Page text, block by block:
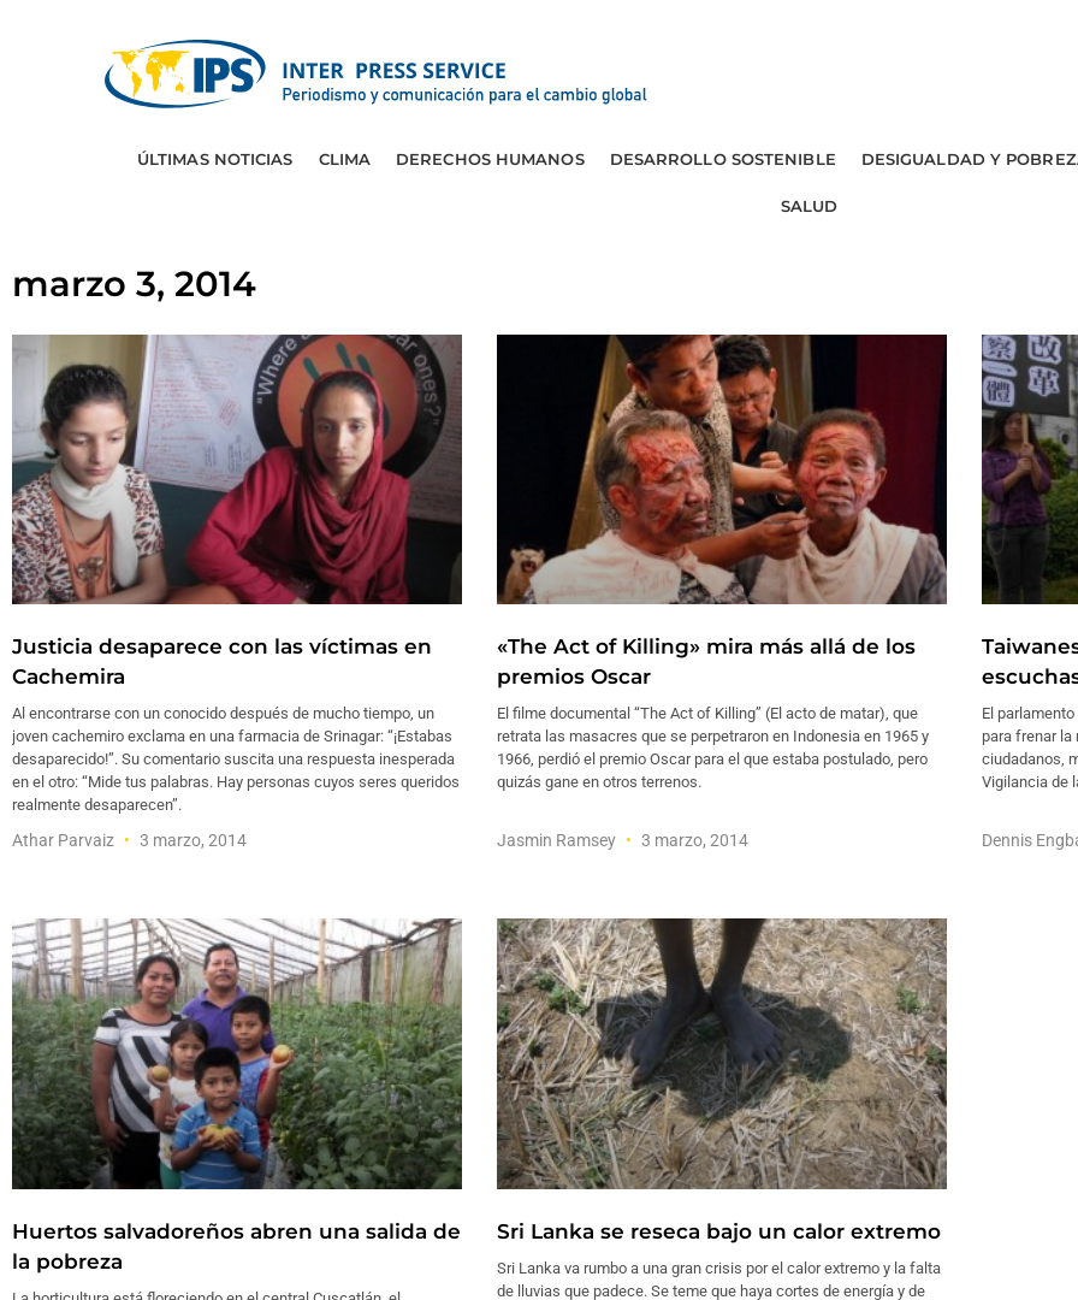
ÚLTIMAS NOTICIAS CLIMA DERECHOS HUMANOS DESARROLLO SOSTENIBLE DESIGUALDAD Y
SALUD
marzo 3, 2014
Justicia desaparece con las víctimas en
Cachemira
Al encontrarse con un conocido después de mucho tiempo, un
joven cachemiro exclama en una farmacia de Srinagar: “¡Estabas
desaparecido!”. Su comentario suscita una respuesta inesperada
en el otro: “Mide tus palabras. Hay personas cuyos seres queridos
realmente desaparecen”.
Athar Parvaiz 3 marzo, 2014
«The Act of Killing» mira más allá de los
premios Oscar
El filme documental “The Act of Killing” (El acto de matar), que
retrata las masacres que se perpetraron en Indonesia en 1965 y
1966, perdió el premio Oscar para el que estaba postulado, pero
quizás gane en otros terrenos.
Jasmin Ramsey 3 marzo, 2014
El
para frenar la
ciudadanos,
Vigilancia de
Dennis
Huertos salvadoreños abren una salida de
la pobreza
Sri Lanka se reseca bajo un calor extremo
Sri Lanka va rumbo a una gran crisis por el calor extremo y la falta
de lluvias que padece. Se teme que haya cortes de energía y de